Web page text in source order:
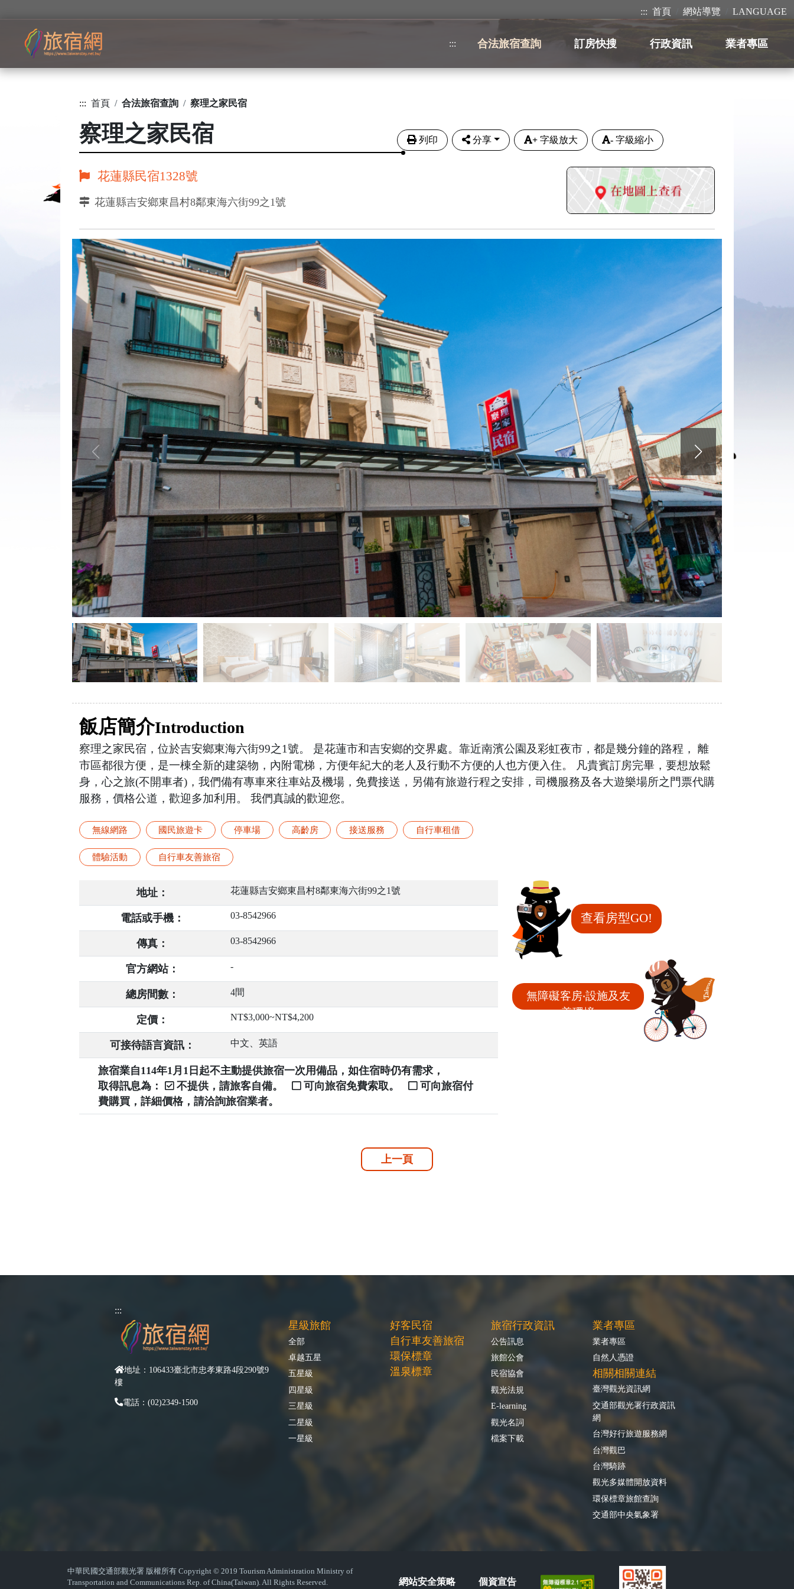
::: 首頁 網站導覽 LANGUAGE
::: 合法旅宿查詢 訂房快搜 行政資訊 業者專區
::: 首頁 合法旅宿查詢 察理之家民宿
察理之家民宿 列印 分享 + 字級放大 - 字級縮小
花蓮縣民宿1328號
花蓮縣吉安鄉東昌村8鄰東海六街99之1號
飯店簡介Introduction
察理之家民宿，位於吉安鄉東海六街99之1號。 是花蓮市和吉安鄉的交界處。靠近南濱公園及彩虹夜市，都是幾分鐘的路程， 離
市區都很方便，是一棟全新的建築物，內附電梯，方便年紀大的老人及行動不方便的人也方便入住。 凡貴賓訂房完畢，要想放鬆
身，心之旅(不開車者)，我們備有專車來往車站及機場，免費接送，另備有旅遊行程之安排，司機服務及各大遊樂場所之門票代購
服務，價格公道，歡迎多加利用。 我們真誠的歡迎您。
無線網路 國民旅遊卡 停車場 高齡房 接送服務 自行車租借
體驗活動 自行車友善旅宿
地址： 花蓮縣吉安鄉東昌村8鄰東海六街99之1號
電話或手機： 03-8542966
傳真： 03-8542966
官方網站： -
總房間數： 4間
定價： NT$3,000~NT$4,200
可接待語言資訊： 中文、英語
旅宿業自114年1月1日起不主動提供旅宿一次用備品，如住宿時仍有需求，
取得訊息為：
不提供，請旅客自備。 可向旅宿免費索取。
可向旅宿付
費購買，詳細價格，請洽詢旅宿業者。
查看房型GO!
無障礙客房‧設施及友
善環境
上一頁
:::
地址：106433臺北市忠孝東路4段290號9
樓
電話：(02)2349-1500
星級旅館
全部
卓越五星
五星級
四星級
三星級
二星級
一星級
好客民宿
自行車友善旅宿
環保標章
溫泉標章
旅宿行政資訊
公告訊息
旅館公會
民宿協會
觀光法規
E-learning
觀光名詞
檔案下載
業者專區
業者專區
自然人憑證
相關相關連結
臺灣觀光資訊網
交通部觀光署行政資訊
網
台灣好行旅遊服務網
台灣觀巴
台灣騎跡
觀光多媒體開放資料
環保標章旅館查詢
交通部中央氣象署
中華民國交通部觀光署 版權所有 Copyright © 2019 Tourism Administration Ministry of
Transportation and Communications Rep. of China(Taiwan). All Rights Reserved.
網站安全策略 個資宣告